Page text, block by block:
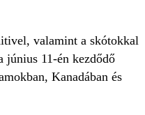
valamint a skótokkal
június 11-én kezdődő
Kanadában és